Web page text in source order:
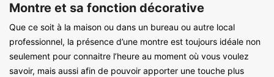
Montre et sa fonction décorative
Que ce soit à la maison ou dans un bureau ou autre local
professionnel, la présence d’une montre est toujours idéale non
seulement pour connaitre l’heure au moment où vous voulez
savoir, mais aussi afin de pouvoir apporter une touche plus